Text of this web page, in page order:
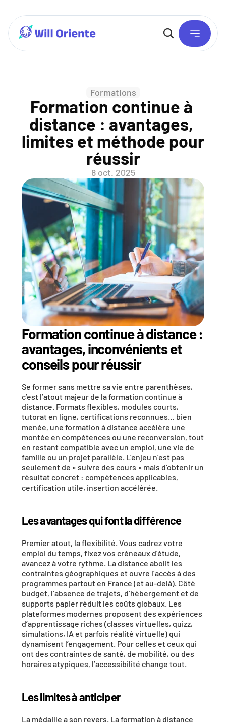
Formations
Formation continue à
distance : avantages,
limites et méthode pour
réussir
8 oct. 2025
Formation continue à distance :
avantages, inconvénients et
conseils pour réussir
Se former sans mettre sa vie entre parenthèses,
c’est l’atout majeur de la formation continue à
distance. Formats flexibles, modules courts,
tutorat en ligne, certifications reconnues… bien
menée, une formation à distance accélère une
montée en compétences ou une reconversion, tout
en restant compatible avec un emploi, une vie de
famille ou un projet parallèle. L’enjeu n’est pas
résultat concret : compétences applicables,
certification utile, insertion accélérée.
Les avantages qui font la différence
Premier atout, la flexibilité. Vous cadrez votre
emploi du temps, fixez vos créneaux d’étude,
avancez à votre rythme. La distance abolit les
programmes partout en France (et au-delà). Côté
budget, l’absence de trajets, d’hébergement et de
supports papier réduit les coûts globaux. Les
plateformes modernes proposent des expériences
d’apprentissage riches (classes virtuelles, quizz,
simulations, IA et parfois réalité virtuelle) qui
dynamisent l’engagement. Pour celles et ceux qui
ont des contraintes de santé, de mobilité, ou des
horaires atypiques, l’accessibilité change tout.
Les limites à anticiper